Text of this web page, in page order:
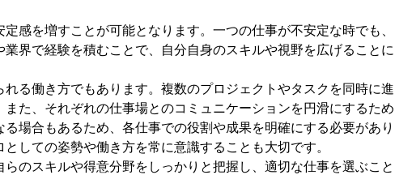
感を増すことが可能となります。一つの仕事が不安定な時でも、
界で経験を積むことで、自分自身のスキルや視野を広げることに
る働き方でもあります。複数のプロジェクトやタスクを同時に進
た、それぞれの仕事場とのコミュニケーションを円滑にするため
場合もあるため、各仕事での役割や成果を明確にする必要があり
しての姿勢や働き方を常に意識することも大切です。
のスキルや得意分野をしっかりと把握し、適切な仕事を選ぶこと